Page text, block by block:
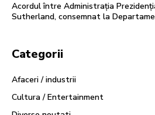
Acordul între Administrația
Sutherland, consemnat la
Categorii
Afaceri / industrii
Cultura / Entertainment